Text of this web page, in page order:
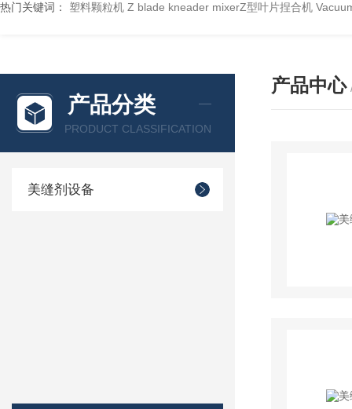
热门关键词： 塑料颗粒机 Z blade kneader mixerZ型叶片捏合机
产品分类
PRODUCT CLASSIFICATION
美缝剂设备
产品中心